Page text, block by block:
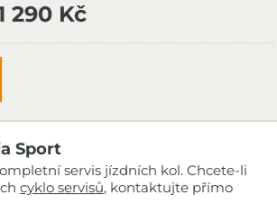
290 Kč
Sport
servis jízdních kol. Chcete-li
cyklo servisů, kontaktujte přímo